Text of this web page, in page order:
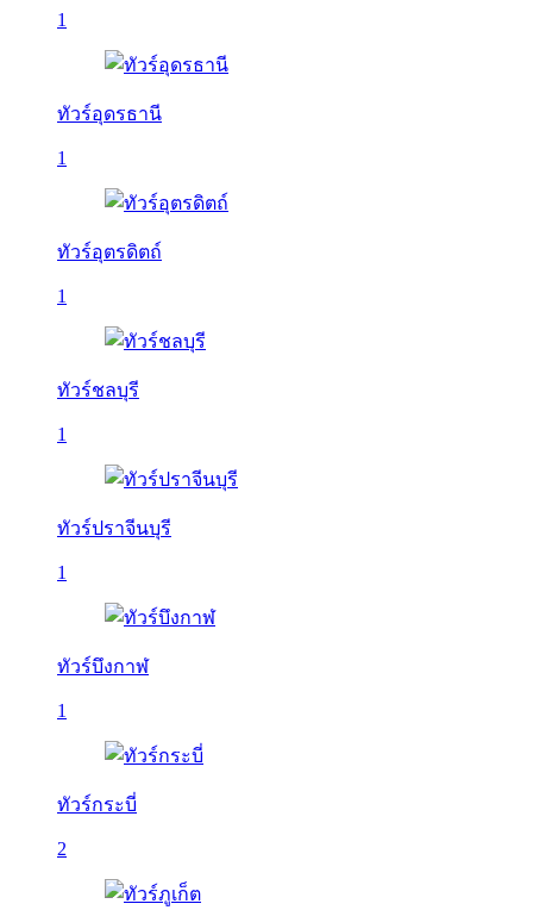
1
ทัวร์อุดรธานี
1
ทัวร์อุตรดิตถ์
1
ทัวร์ชลบุรี
1
ทัวร์ปราจีนบุรี
1
ทัวร์บึงกาฬ
1
ทัวร์กระบี่
2